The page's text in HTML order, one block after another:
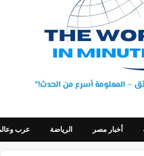
أخبار مصر الرياضة عرب